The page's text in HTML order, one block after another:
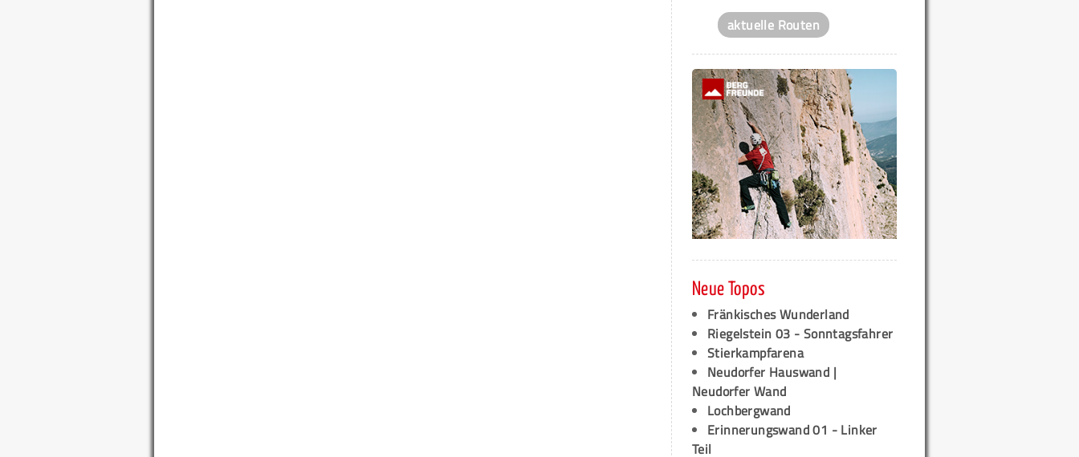
aktuelle Routen
Neue Topos
Fränkisches Wunderland
Riegelstein 03 - Sonntagsfahrer
Stierkampfarena
Neudorfer Hauswand |
Neudorfer Wand
Lochbergwand
Erinnerungswand 01 - Linker
Teil